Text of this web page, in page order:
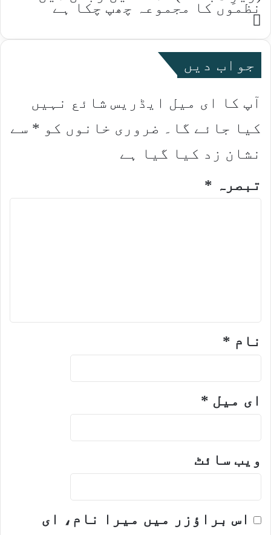
نظموں کا مجموعہ چھپ چکا ہے
Website
جواب دیں
آپ کا ای میل ایڈریس شائع نہیں
کیا جائے گا۔
ضروری خانوں کو * سے
نشان زد کیا گیا ہے
تبصرہ *
نام *
ای میل *
ویب‌ سائٹ
اس براؤزر میں میرا نام، ای